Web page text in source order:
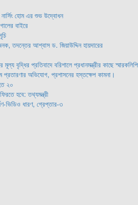
নার্সিং হোম এর শুভ উদ্বোধন
বাইরে
তদন্তের আশ্বাস ড. জিয়াউদ্দিন হায়দারের
বৃদ্ধির প্রতিবাদে বরিশালে প্রধানমন্ত্রীর কাছে স্মারকলিপি
প্রতারণার অভিযোগ, প্রশাসনের হস্তক্ষেপ কামনা।
২০
হবে: তথ্যমন্ত্রী
ভিডিও ধারণ, গ্রেপ্তার-৩